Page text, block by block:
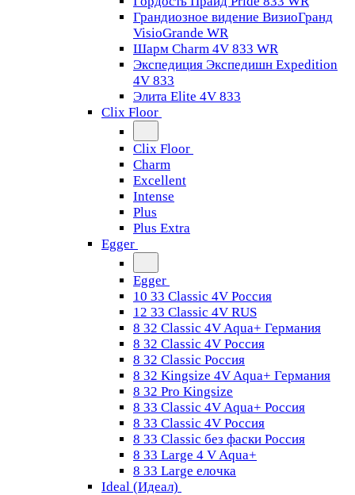
Грандиозное видение ВизиоГранд
VisioGrande WR
Шарм Charm 4V 833 WR
Экспедиция Экспедишн Expedition
4V 833
Элита Elite 4V 833
Clix Floor
Clix Floor
Charm
Excellent
Intense
Plus
Plus Extra
Egger
Egger
10 33 Classic 4V Россия
12 33 Classic 4V RUS
8 32 Classic 4V Aqua+ Германия
8 32 Classic 4V Россия
8 32 Classic Россия
8 32 Kingsize 4V Aqua+ Германия
8 32 Pro Kingsize
8 33 Classic 4V Aqua+ Россия
8 33 Classic 4V Россия
8 33 Classic без фаски Россия
8 33 Large 4 V Aqua+
8 33 Large елочка
Ideal (Идеал)